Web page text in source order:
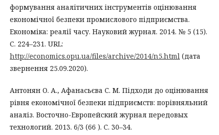
формування аналітичних інструментів оцінювання
економічної безпеки промислового підприємства.
Економіка: реалії часу. Науковий журнал. 2014. № 5 (15).
С. 224–231. URL:
http://economics.opu.ua/files/archive/2014/n5.html (дата
звернення 25.09.2020).
Антонян О. А., Афанасьєва С. М. Підходи до оцінювання
рівня економічної безпеки підприємств: порівняльний
аналіз. Восточно-Европейский журнал передовых
технологий. 2013. 6/3 (66 ). C. 30–34.